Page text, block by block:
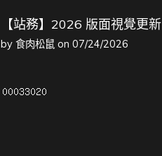
【站務】2026 版面視覺更新
by 食肉松鼠on 07/24/2026